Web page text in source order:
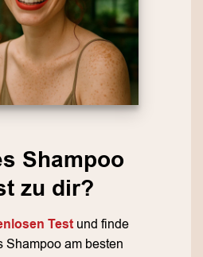
Shampoo
zu dir?
Testund finde
Shampoo am besten